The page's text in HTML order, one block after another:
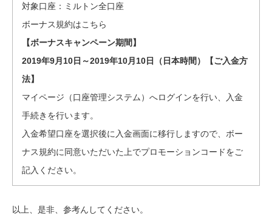
対象口座：ミルトン全口座
ボーナス規約はこちら
【ボーナスキャンペーン期間】
2019年9月10日～2019年10月10日（日本時間）
【ご入金方
法】
マイページ（口座管理システム）へログインを行い、入金
手続きを行います。
入金希望口座を選択後に入金画面に移行しますので、ボー
ナス規約に同意いただいた上でプロモーションコードをご
記入ください。
以上、是非、参考んしてください。